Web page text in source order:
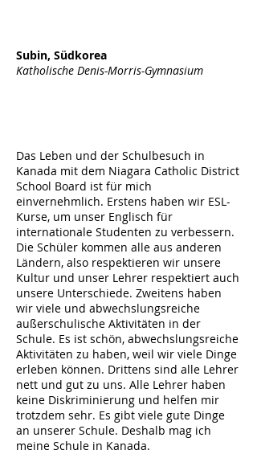
Subin, Südkorea
Katholische Denis-Morris-Gymnasium
Das Leben und der Schulbesuch in
Kanada mit dem Niagara Catholic District
School Board ist für mich
einvernehmlich. Erstens haben wir ESL-
Kurse, um unser Englisch für
internationale Studenten zu verbessern.
Die Schüler kommen alle aus anderen
Ländern, also respektieren wir unsere
Kultur und unser Lehrer respektiert auch
unsere Unterschiede. Zweitens haben
wir viele und abwechslungsreiche
außerschulische Aktivitäten in der
Schule. Es ist schön, abwechslungsreiche
Aktivitäten zu haben, weil wir viele Dinge
erleben können. Drittens sind alle Lehrer
nett und gut zu uns. Alle Lehrer haben
keine Diskriminierung und helfen mir
trotzdem sehr. Es gibt viele gute Dinge
an unserer Schule. Deshalb mag ich
meine Schule in Kanada.